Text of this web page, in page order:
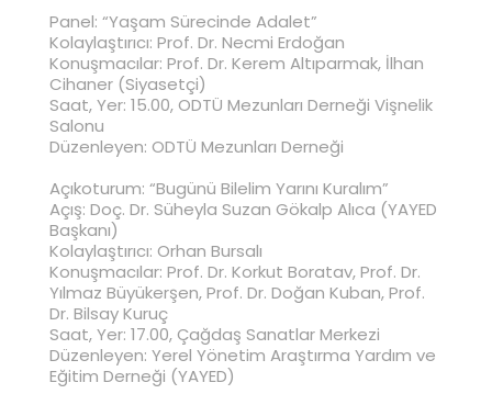
Panel: “Yaşam Sürecinde Adalet”
Kolaylaştırıcı: Prof. Dr. Necmi Erdoğan
Konuşmacılar: Prof. Dr. Kerem Altıparmak, İlhan
Cihaner (Siyasetçi)
Saat, Yer: 15.00, ODTÜ Mezunları Derneği Vişnelik
Salonu
Düzenleyen: ODTÜ Mezunları Derneği
Açıkoturum: “Bugünü Bilelim Yarını Kuralım”
Açış: Doç. Dr. Süheyla Suzan Gökalp Alıca (YAYED
Başkanı)
Kolaylaştırıcı: Orhan Bursalı
Konuşmacılar: Prof. Dr. Korkut Boratav, Prof. Dr.
Yılmaz Büyükerşen, Prof. Dr. Doğan Kuban, Prof.
Dr. Bilsay Kuruç
Saat, Yer: 17.00, Çağdaş Sanatlar Merkezi
Düzenleyen: Yerel Yönetim Araştırma Yardım ve
Eğitim Derneği (YAYED)